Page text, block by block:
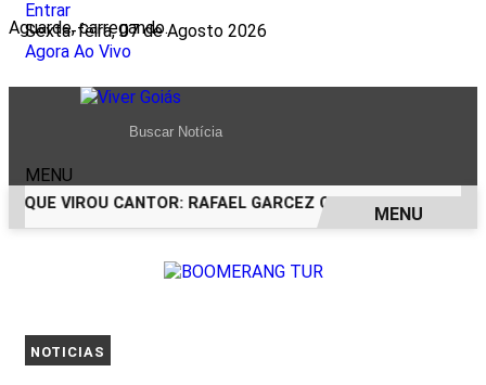
Aguarde, carregando...
Entrar
Sexta-feira, 07 de Agosto 2026
Agora Ao Vivo
MENU
VIROU CANTOR: RAFAEL GARCEZ CELEBRA 24 ANOS
MENU
NOTICIAS